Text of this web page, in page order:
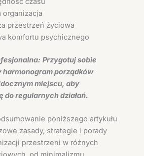
organizacja
przestrzeń życiowa
komfortu psychicznego
Przygotuj sobie
porządków
miejscu, aby
do regularnych działań.
poniższego artykułu
zasady, strategie i porady
przestrzeni w różnych